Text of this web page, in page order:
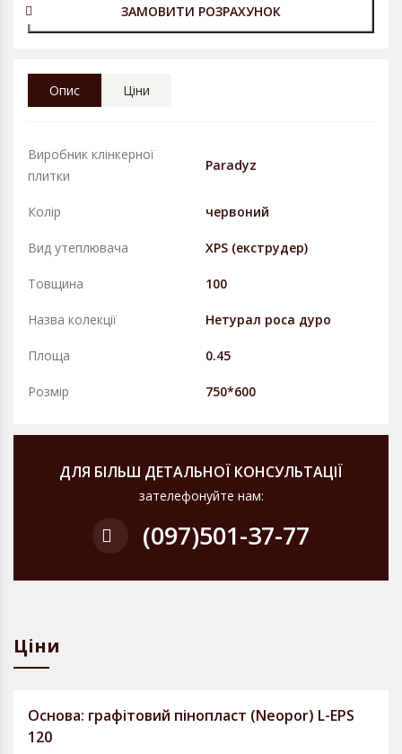
ЗАМОВИТИ РОЗРАХУНОК
Опис Ціни
Виробник клінкерної
плитки
Paradyz
Колір червоний
Вид утеплювача XPS (екструдер)
Товщина 100
Назва колекції Нетурал роса дуро
Площа 0.45
Розмір 750*600
ДЛЯ БІЛЬШ ДЕТАЛЬНОЇ КОНСУЛЬТАЦІЇ
зателефонуйте нам:
(097)501-37-77
Ціни
Основа: графітовий пінопласт (Neopor) L-EPS
120